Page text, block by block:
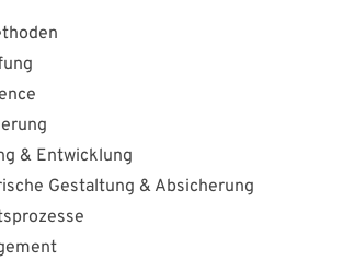
& Entwicklung
Gestaltung & Absicherung